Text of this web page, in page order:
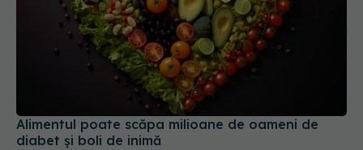
Alimentul poate scăpa milioane de oameni de
diabet și boli de inimă